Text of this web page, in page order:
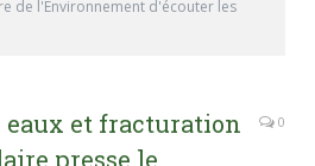
de l'Environnement d'écouter les
eaux et fracturation
presse le
0